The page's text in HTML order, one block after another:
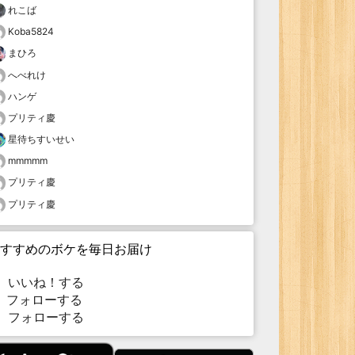
れこば
Koba5824
まひろ
へべれけ
ハンゲ
プリティ慶
星待ちすいせい
mmmmm
プリティ慶
プリティ慶
すめのボケを毎日お届け
いいね！する
ォローする
フォローする